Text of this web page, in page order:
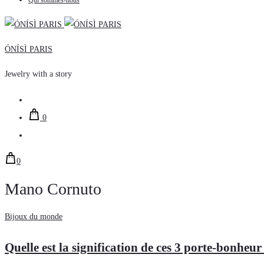
ÓNÍSÌ PARIS
Jewelry with a story
0
0
Mano Cornuto
Bijoux du monde
Quelle est la signification de ces 3 porte-